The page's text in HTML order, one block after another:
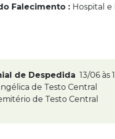
Falecimento : Hospital e
de Despedida 13/06 às
de Testo Central
de Testo Central